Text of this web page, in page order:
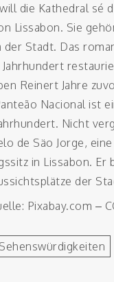
die Kathedral sé
Lissabon. Sie
der Stadt. Das
Reinert Jahre
Nacional ist
Nicht
de Säo Jorge,
in Lissabon. Er
der
Pixabay.com –
Sehenswürdigkeiten